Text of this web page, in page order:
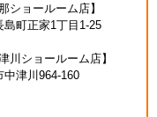
ショールーム店】
町正家1丁目1-25
川ショールーム店】
中津川964-160